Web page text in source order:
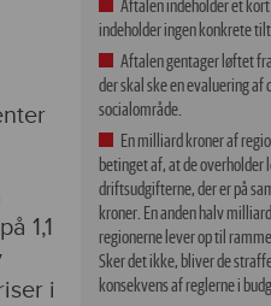
1,1
i
Aftalen indeholder et
indeholder ingen konkrete
Aftalen gentager løftet
der skal ske en evaluering af
socialområde.
En milliard kroner af
betinget af, at de overholder
driftsudgifterne, der er på
kroner. En anden halv
regionerne lever op til
Sker det ikke, bliver de
konsekvens af reglerne i